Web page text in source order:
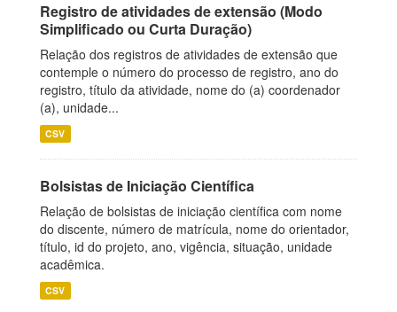
Registro de atividades de extensão (Modo
Simplificado ou Curta Duração)
Relação dos registros de atividades de extensão que
contemple o número do processo de registro, ano do
registro, título da atividade, nome do (a) coordenador
(a), unidade...
CSV
Bolsistas de Iniciação Científica
Relação de bolsistas de iniciação científica com nome
do discente, número de matrícula, nome do orientador,
título, id do projeto, ano, vigência, situação, unidade
acadêmica.
CSV